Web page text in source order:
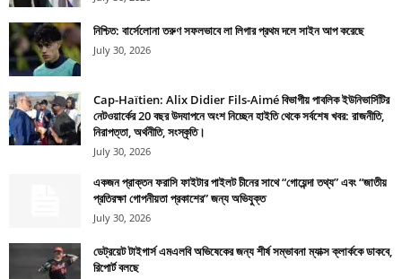
নিশ্চিত: বার্সেলোনা তরুণ সফলভাবে লা লিগার প্রথম দলে সাইন আপ করেছে
July 30, 2026
Cap-Haïtien: Alix Didier Fils-Aimé বিভাগীয় পাবলিক ইউনিভার্সিটির
নেটওয়ার্কের 20 বছর উদযাপনে অংশ নিচ্ছেন হাইতি থেকে সর্বশেষ খবর: রাজনীতি,
নিরাপত্তা, অর্থনীতি, সংস্কৃতি।
July 30, 2026
একজন প্রাক্তন ফরাসি ফাইটার পাইলট চীনের সাথে “গোয়েন্দা তথ্য” এবং “জাতীয়
প্রতিরক্ষা গোপনীয়তা প্রকাশের” জন্য অভিযুক্ত
July 30, 2026
ডেট্রয়েট টাইগার্স এমএলবি অভিষেকের জন্য শীর্ষ সম্ভাবনা ম্যাক্স ক্লার্ককে ডাকবে,
রিপোর্ট বলছে